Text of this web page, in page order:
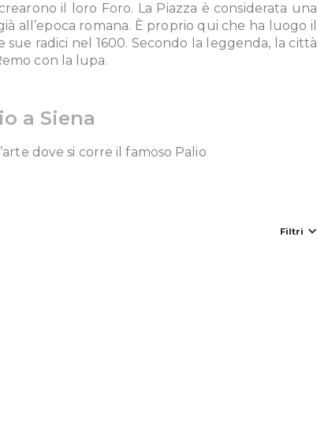
il loro Foro. La Piazza è considerata una
all’epoca romana. È proprio qui che ha luogo il
radici nel 1600. Secondo la leggenda, la città
con la lupa.
a Siena
dove si corre il famoso Palio
Filtri